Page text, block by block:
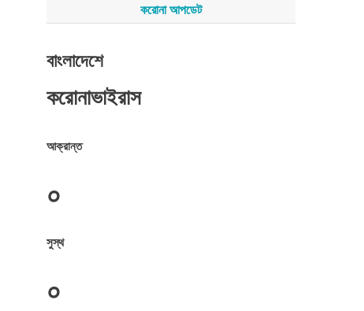
করোনা আপডেট
বাংলাদেশে
করোনাভাইরাস
আক্রান্ত
০
সুস্থ
০